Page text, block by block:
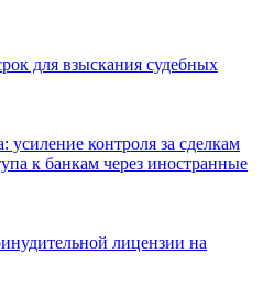
для взыскания судебных
усиление контроля за сделкам
к банкам через иностранные
лицензии на